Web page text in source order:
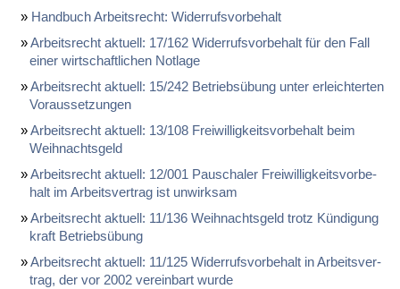
Hand­buch Ar­beits­recht: Wi­der­rufs­vor­be­halt
Ar­beits­recht ak­tu­ell: 17/162 Wi­der­rufs­vor­be­halt für den Fall
ei­ner wirt­schaft­li­chen Not­la­ge
Ar­beits­recht ak­tu­ell: 15/242 Be­triebs­übung un­ter er­leich­ter­ten
Vor­aus­set­zun­gen
Ar­beits­recht ak­tu­ell: 13/108 Frei­wil­lig­keits­vor­be­halt beim
Weih­nachts­geld
Ar­beits­recht ak­tu­ell: 12/001 Pau­scha­ler Frei­wil­lig­keits­vor­be­
halt im Ar­beits­ver­trag ist un­wirk­sam
Ar­beits­recht ak­tu­ell: 11/136 Weih­nachts­geld trotz Kün­di­gung
kraft Be­triebs­übung
Ar­beits­recht ak­tu­ell: 11/125 Wi­der­rufs­vor­be­halt in Ar­beits­ver­
trag, der vor 2002 ver­ein­bart wur­de